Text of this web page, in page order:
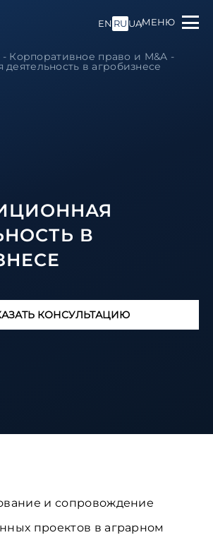
EN RU UAМЕНЮ
- Корпоративное право и M&A -
в агробизнесе
В
КОНСУЛЬТАЦИЮ
и сопровождение
проектов в аграрном